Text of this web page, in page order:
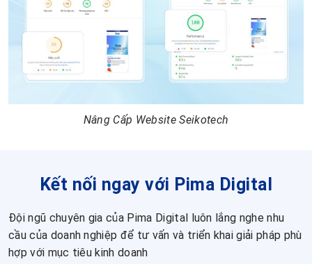
Nâng Cấp Website Seikotech
Kết nối ngay với Pima Digital
Đội ngũ chuyên gia của Pima Digital luôn lắng nghe nhu
cầu của doanh nghiệp để tư vấn và triển khai giải pháp phù
hợp với mục tiêu kinh doanh